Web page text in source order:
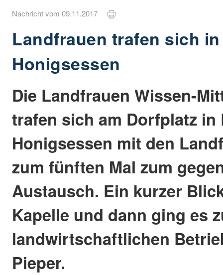
Nachricht vom 09.11.2017
Landfrauen trafen sich
Honigsessen
Die Landfrauen Wissen-
trafen sich am Dorfplatz in
Honigsessen mit den
zum fünften Mal zum
Austausch. Ein kurzer
Kapelle und dann ging es
landwirtschaftlichen
Pieper.